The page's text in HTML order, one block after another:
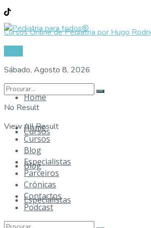
Cursos Online de Pediatria por Hugo
Sábado, Agosto 8, 2026
No Result
View All Result
Home
Cursos
Blog
Especialistas
Home
Cursos
Blog
Especialistas
Parceiros
Crónicas
Contactos
Podcast